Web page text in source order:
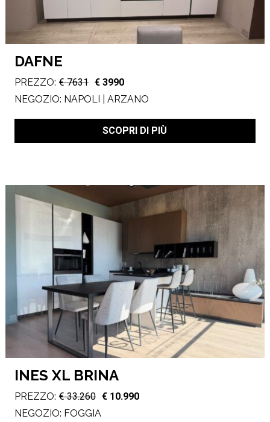
DAFNE
PREZZO: € 7631 € 3990
NEGOZIO: NAPOLI | ARZANO
SCOPRI DI PIÙ
INES XL BRINA
PREZZO: € 33.260 € 10.990
NEGOZIO: FOGGIA